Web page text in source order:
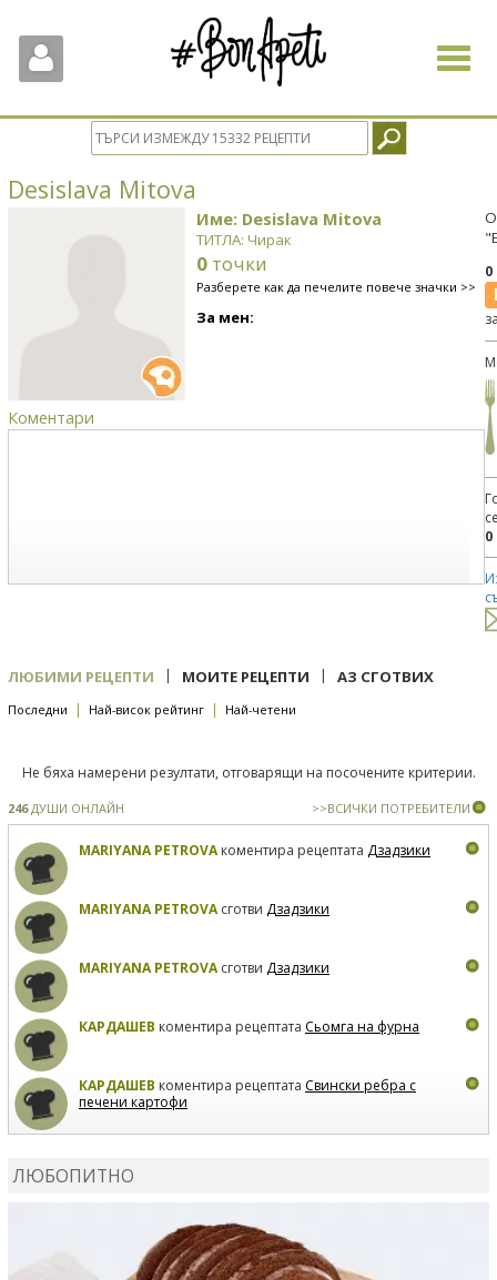
Toggle
Desislava Mitova
Име: Desislava Mitova
ТИТЛА: Чирак
0 точки
Разберете как да печелите повече значки >>
За мен:
Коментари
0
ЛЮБИМИ РЕЦЕПТИ | МОИТЕ РЕЦЕПТИ | АЗ СГОТВИХ
Последни | Най-висок рейтинг | Най-четени
Не бяха намерени резултати, отговарящи на посочените критерии.
246ДУШИ ОНЛАЙН >>ВСИЧКИ ПОТРЕБИТЕЛИ
MARIYANA PETROVAкоментира рецептата Дзадзики
MARIYANA PETROVAсготви Дзадзики
MARIYANA PETROVAсготви Дзадзики
КАРДАШЕВ коментира рецептата Сьомга на фурна
КАРДАШЕВ коментира рецептата Свински ребра с
печени картофи
ЛЮБОПИТНО